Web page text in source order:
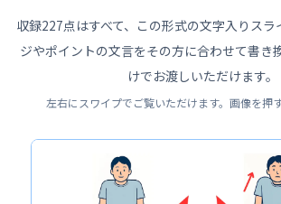
収録227点はすべて、この形式の文字入りスラ
ジやポイントの文言をその方に合わせて書き
けでお渡しいただけます。
左右にスワイプでご覧いただけます。画像を押